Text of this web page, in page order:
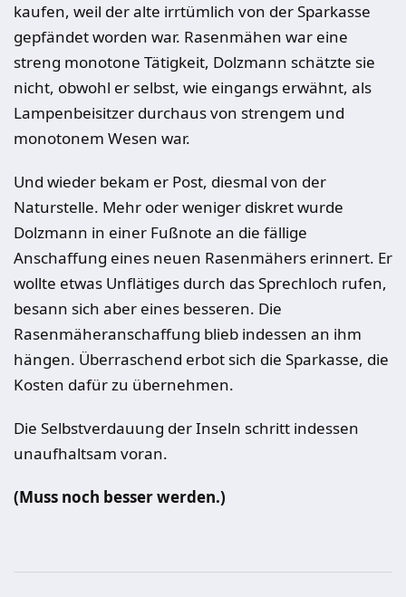
kaufen, weil der alte irrtümlich von der Sparkasse
gepfändet worden war. Rasenmähen war eine
streng monotone Tätigkeit, Dolzmann schätzte sie
nicht, obwohl er selbst, wie eingangs erwähnt, als
Lampenbeisitzer durchaus von strengem und
monotonem Wesen war.
Und wieder bekam er Post, diesmal von der
Naturstelle. Mehr oder weniger diskret wurde
Dolzmann in einer Fußnote an die fällige
Anschaffung eines neuen Rasenmähers erinnert. Er
wollte etwas Unflätiges durch das Sprechloch rufen,
besann sich aber eines besseren. Die
Rasenmäheranschaffung blieb indessen an ihm
hängen. Überraschend erbot sich die Sparkasse, die
Kosten dafür zu übernehmen.
Die Selbstverdauung der Inseln schritt indessen
unaufhaltsam voran.
(Muss noch besser werden.)